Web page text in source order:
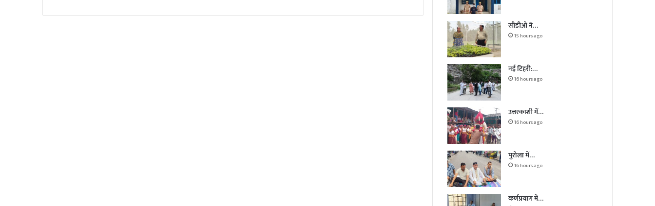
सीडीओ ने…
15 hours ago
नई टिहरी:…
16 hours ago
उत्तरकाशी में…
16 hours ago
पुरोला में…
16 hours ago
कर्णप्रयाग में…